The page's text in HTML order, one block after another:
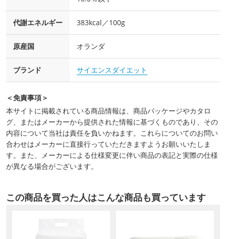
代謝エネルギー 383kcal／100g
原産国 オランダ
ブランド サイエンスダイエット
＜免責事項＞
本サイトに掲載されている商品情報は、商品パッケージやカタロ
グ、またはメーカーから提供された情報に基づくものであり、その
内容について当社は責任を負いかねます。これらについてのお問い
合わせはメーカーに直接行っていただきますようお願いいたしま
す。また、メーカーによる仕様変更に伴い商品の表記と実際の仕様
が異なる場合がございます。
この商品を買った人はこんな商品も買っています